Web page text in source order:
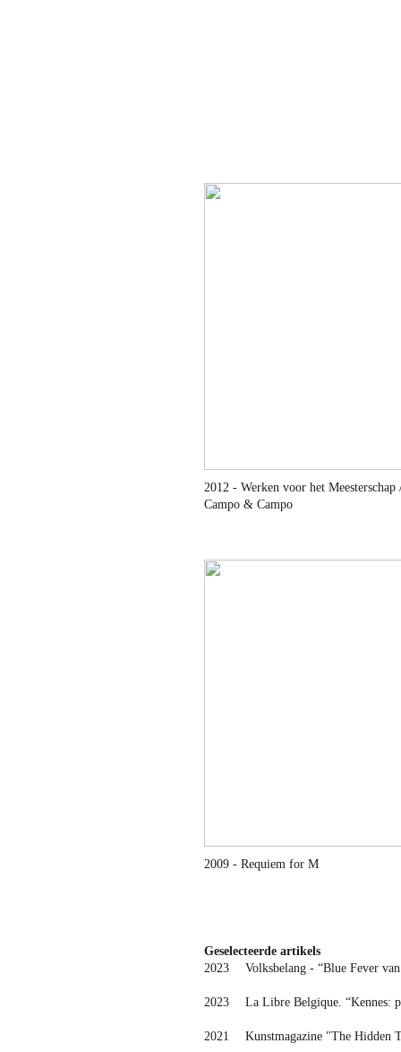
2012 - Werken voor het Meesterschap
Campo & Campo
2009 - Requiem for M
Geselecteerde artikels
2023
2023
2021
Volksbelang - “Blue Fever
La Libre Belgique. “Kennes:
Kunstmagazine "The Hidden